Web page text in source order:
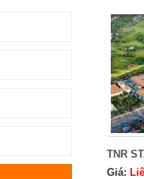
TNR
Giá: